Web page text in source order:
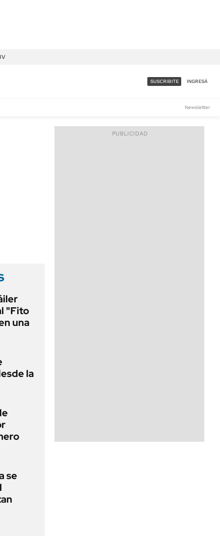
ACCESO FULL - $1.800/MES
SUSCRIBITE INGRESÁ
Newsletter
"Fito
una
la
se